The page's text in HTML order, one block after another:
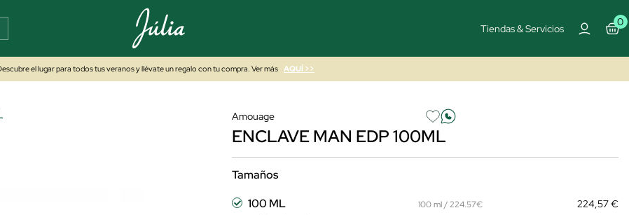
Tiendas & Servicios
0
el lugar para todos tus veranos y llévate un regalo con tu compra. Ver más AQUÍ >>
Amouage
ENCLAVE MAN EDP 100ML
Tamaños
100 ML
100 ml / 224.57€ 224,57 €